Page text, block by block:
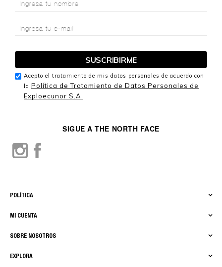
EXPLORA
SOBRE NOSOTROS
MI CUENTA
POLÍTICA
SIGUE A THE NORTH FACE
Acepto el tratamiento de mis datos personales de acuerdo con
la Política de Tratamiento de Datos Personales de
Exploecunor S.A.